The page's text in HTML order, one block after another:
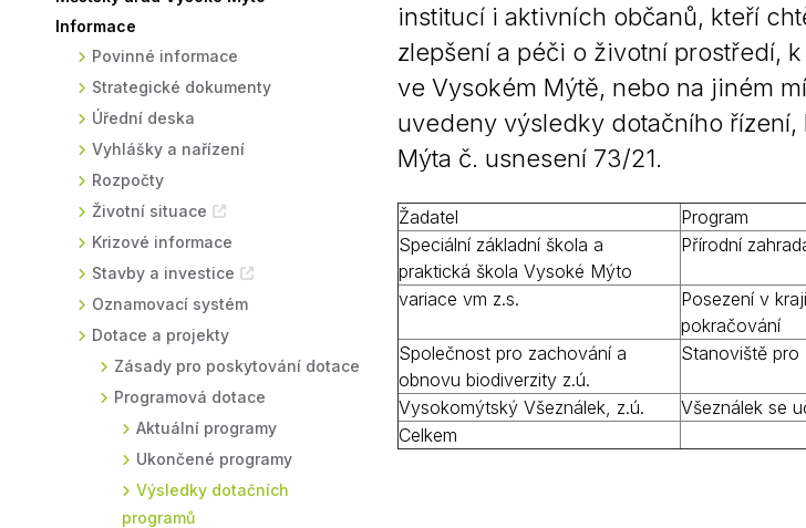
Sodomkovo Vysoké Mýto
Komise
Symboly města
Informace
Povinné informace
Strategické dokumenty
Úřední deska
Vyhlášky a nařízení
Rozpočty
Životní situace
Krizové informace
Stavby a investice
Oznamovací systém
Dotace a projekty
Zásady pro poskytování dotace
Programová dotace
Aktuální programy
Ukončené programy
Výsledky dotačních
programů
institucí i aktivních občanů, kteří
zlepšení a péči o životní prostředí,
ve Vysokém Mýtě, nebo na jiném
uvedeny výsledky dotačního řízení,
Mýta č. usnesení 73/21.
Žadatel Program
Speciální základní škola a
praktická škola Vysoké Mýto
Přírodní
variace vm z.s.
Posezení v
pokračování
Společnost pro zachování a
obnovu biodiverzity z.ú.
Stanoviště
Vysokomýtský Všeználek, z.ú. Všeználek se
Celkem